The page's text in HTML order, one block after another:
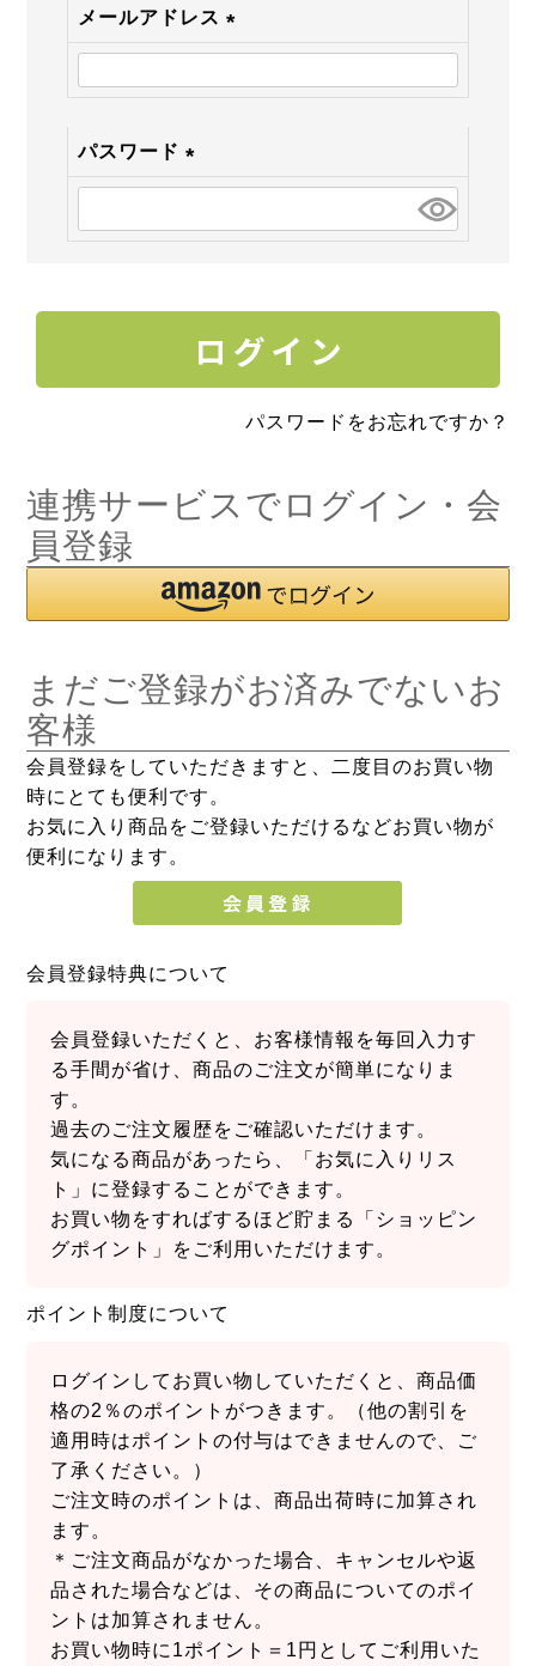
メールアドレス
(必
須)
パスワード
(必
パスワードをお忘れですか？
連携サービスでログイン・会
員登録
まだご登録がお済みでないお
客様
会員登録をしていただきますと、二度目のお買い物
時にとても便利です。
お気に入り商品をご登録いただけるなどお買い物が
便利になります。
会員登録特典について
会員登録いただくと、お客様情報を毎回入力す
る手間が省け、商品のご注文が簡単になりま
す。
過去のご注文履歴をご確認いただけます。
気になる商品があったら、「お気に入りリス
ト」に登録することができます。
お買い物をすればするほど貯まる「ショッピン
グポイント」をご利用いただけます。
ポイント制度について
ログインしてお買い物していただくと、商品価
格の2％のポイントがつきます。（他の割引を
適用時はポイントの付与はできませんので、ご
了承ください。）
ご注文時のポイントは、商品出荷時に加算され
ます。
＊ご注文商品がなかった場合、キャンセルや返
品された場合などは、その商品についてのポイ
ントは加算されません。
お買い物時に1ポイント＝1円としてご利用いた